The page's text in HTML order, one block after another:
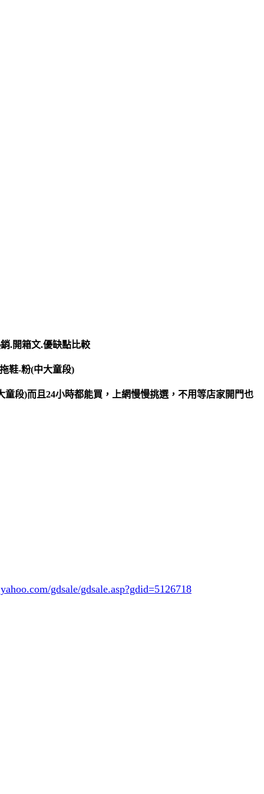
.開箱文.優缺點比較
鞋-粉(中大童段)
段)而且24小時都能買，上網慢慢挑選，不用等店家開門也
gdsale/gdsale.asp?gdid=5126718